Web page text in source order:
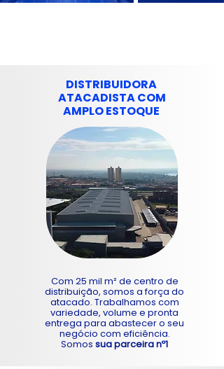
DISTRIBUIDORA
ATACADISTA COM
AMPLO ESTOQUE
Com 25 mil m² de centro de
distribuição, somos a força do
atacado. Trabalhamos com
variedade, volume e pronta
entrega para abastecer o seu
negócio com eficiência.
Somos sua parceira nº1